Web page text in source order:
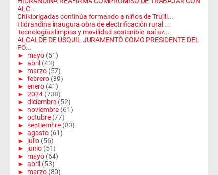
ALC...
Chikibrigadas continúa formando a niños de Trujill...
Hidrandina inaugura obra de electrificación rural ...
Tecnologías limpias y movilidad sostenible: así av...
ALCALDE DE USQUIL JURAMENTÓ COMO PRESIDENTE DEL
FO...
► mayo (51)
► abril (43)
► marzo (57)
► febrero (39)
► enero (41)
► 2024 (738)
► diciembre (52)
► noviembre (61)
► octubre (77)
► septiembre (83)
► agosto (61)
► julio (56)
► junio (51)
► mayo (64)
► abril (53)
► marzo (80)